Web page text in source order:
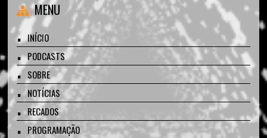
MENU
INÍCIO
PODCASTS
SOBRE
NOTÍCIAS
RECADOS
PROGRAMAÇÃO